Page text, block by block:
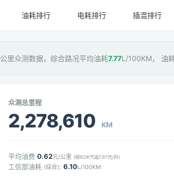
油耗排行 电耗排行 插混排行
公里众测数据，综合路况平均油耗7.77L/100KM， 油
众测总里程
2,278,610 KM
平均油费 0.62元/公里 (按92#汽油7.97元/升)
工信部油耗 (综合): 6.10L/100KM